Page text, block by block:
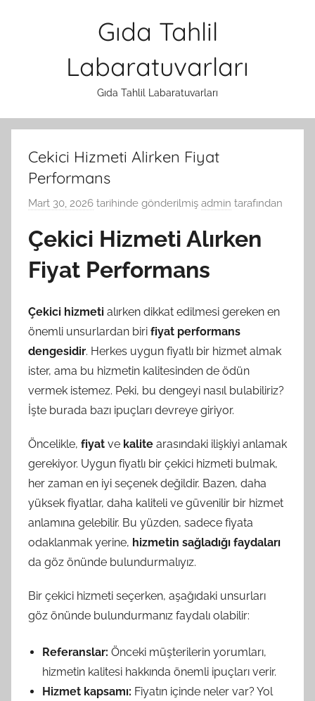
Gıda Tahlil
Labaratuvarları
Gıda Tahlil Labaratuvarları
Cekici Hizmeti Alirken Fiyat
Performans
Mart 30, 2026 tarihinde gönderilmiş admin tarafından
Çekici Hizmeti Alırken
Fiyat Performans
Çekici hizmeti alırken dikkat edilmesi gereken en
önemli unsurlardan biri fiyat performans
dengesidir. Herkes uygun fiyatlı bir hizmet almak
ister, ama bu hizmetin kalitesinden de ödün
vermek istemez. Peki, bu dengeyi nasıl bulabiliriz?
İşte burada bazı ipuçları devreye giriyor.
Öncelikle, fiyat ve kalite arasındaki ilişkiyi anlamak
gerekiyor. Uygun fiyatlı bir çekici hizmeti bulmak,
her zaman en iyi seçenek değildir. Bazen, daha
yüksek fiyatlar, daha kaliteli ve güvenilir bir hizmet
anlamına gelebilir. Bu yüzden, sadece fiyata
odaklanmak yerine, hizmetin sağladığı faydaları
da göz önünde bulundurmalıyız.
Bir çekici hizmeti seçerken, aşağıdaki unsurları
göz önünde bulundurmanız faydalı olabilir:
Referanslar: Önceki müşterilerin yorumları,
hizmetin kalitesi hakkında önemli ipuçları verir.
Hizmet kapsamı: Fiyatın içinde neler var? Yol